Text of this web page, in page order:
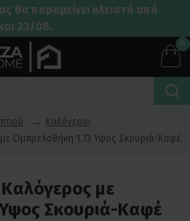
θα παραμείνει κλειστό από
23/08.
0
Καλόγεροι
Ομπρελοθήκη 1.73 Υψος Σκουριά-Καφέ
με
Σκουριά-Καφέ